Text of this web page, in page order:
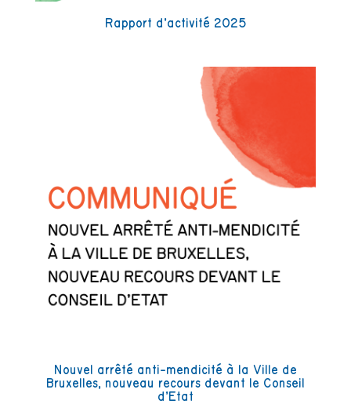
Rapport d’activité 2025
Nouvel arrêté anti-mendicité à la Ville de
Bruxelles, nouveau recours devant le Conseil
d’Etat